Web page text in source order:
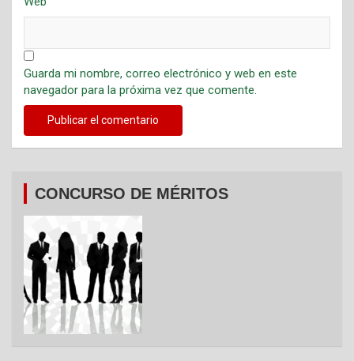
Guarda mi nombre, correo electrónico y web en este
navegador para la próxima vez que comente.
CONCURSO DE MÉRITOS